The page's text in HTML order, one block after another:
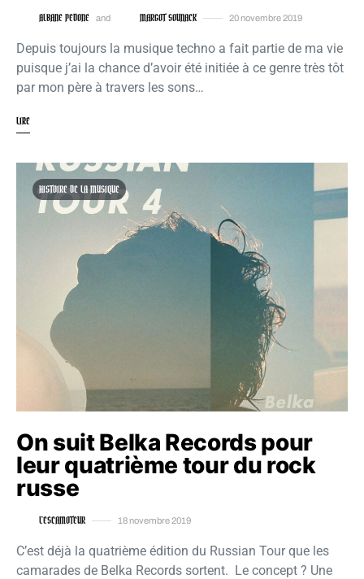
ALBANE PEDONE and MARGOT SOUNACK 20 novembre 2019
Depuis toujours la musique techno a fait partie de ma vie
puisque j’ai la chance d’avoir été initiée à ce genre très tôt
par mon père à travers les sons…
LIRE
HISTOIRE DE LA MUSIQUE
On suit Belka Records pour
leur quatrième tour du rock
russe
L'ESCAMOTEUR 18 novembre 2019
C’est déjà la quatrième édition du Russian Tour que les
camarades de Belka Records sortent. Le concept ? Une